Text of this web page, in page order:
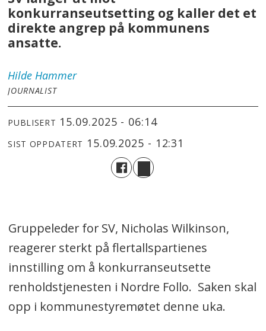
konkurranseutsetting og kaller det et
direkte angrep på kommunens
ansatte.
Hilde Hammer
JOURNALIST
PUBLISERT 15.09.2025 - 06:14
SIST OPPDATERT 15.09.2025 - 12:31
Gruppeleder for SV, Nicholas Wilkinson,
reagerer sterkt på flertallspartienes
innstilling om å konkurranseutsette
renholdstjenesten i Nordre Follo. Saken skal
opp i kommunestyremøtet denne uka.